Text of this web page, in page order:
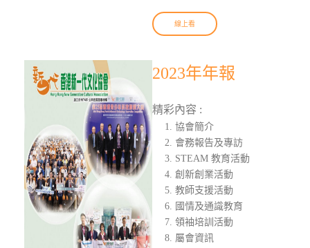
線上看
2023年年報
精彩內容 :
協會簡介
會務報告及專訪
STEAM 教育活動
創新創業活動
教師支援活動
國情及通識教育
領袖培訓活動
屬會資訊